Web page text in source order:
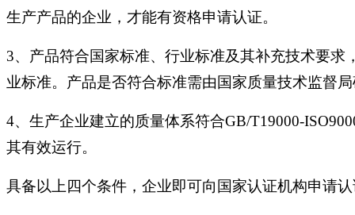
生产产品的企业，才能有资格申请认证。
3、产品符合国家标准、行业标准及其补充技术要
业标准。产品是否符合标准需由国家质量技术监督
4、生产企业建立的质量体系符合GB/T19000-
其有效运行。
具备以上四个条件，企业即可向国家认证机构申请